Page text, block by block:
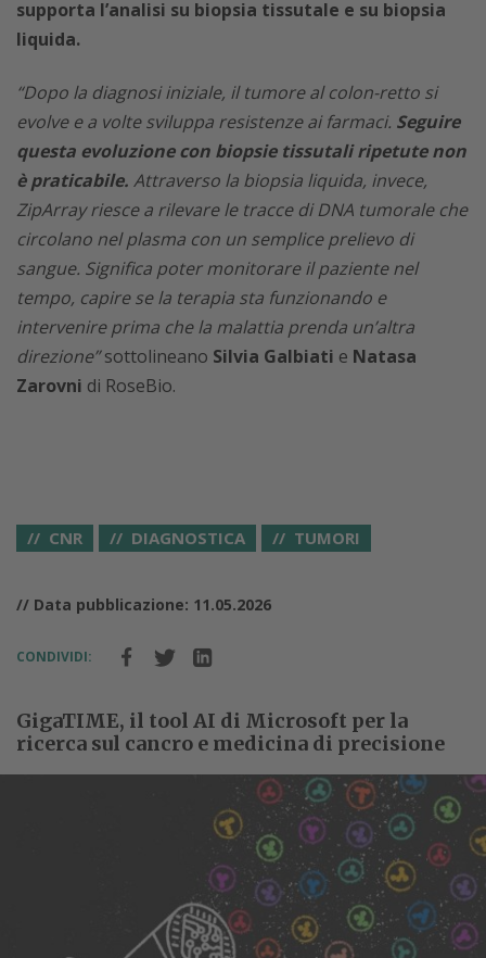
supporta l’analisi su biopsia tissutale e su biopsia
liquida.
“Dopo la diagnosi iniziale, il tumore al colon-retto si
evolve e a volte sviluppa resistenze ai farmaci. Seguire
questa evoluzione con biopsie tissutali ripetute non
è praticabile. Attraverso la biopsia liquida, invece,
ZipArray riesce a rilevare le tracce di DNA tumorale che
circolano nel plasma con un semplice prelievo di
sangue. Significa poter monitorare il paziente nel
tempo, capire se la terapia sta funzionando e
intervenire prima che la malattia prenda un’altra
direzione”sottolineano Silvia Galbiati e Natasa
Zarovni di RoseBio.
CNR DIAGNOSTICA TUMORI
// Data pubblicazione: 11.05.2026
CONDIVIDI:
GigaTIME, il tool AI di Microsoft per la
ricerca sul cancro e medicina di precisione